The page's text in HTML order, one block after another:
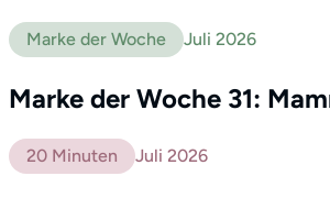
Marke der Woche Juli 2026
Marke der Woche 31:
20 Minuten Juli 2026